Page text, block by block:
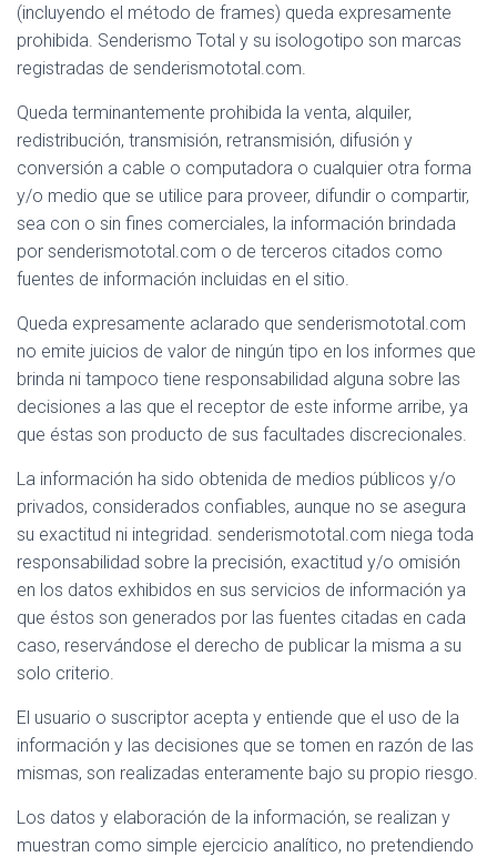
(incluyendo el método de frames) queda expresamente
prohibida. Senderismo Total y su isologotipo son marcas
registradas de senderismototal.com.
Queda terminantemente prohibida la venta, alquiler,
redistribución, transmisión, retransmisión, difusión y
conversión a cable o computadora o cualquier otra forma
y/o medio que se utilice para proveer, difundir o compartir,
sea con o sin fines comerciales, la información brindada
por senderismototal.com o de terceros citados como
fuentes de información incluidas en el sitio.
Queda expresamente aclarado que senderismototal.com
no emite juicios de valor de ningún tipo en los informes que
brinda ni tampoco tiene responsabilidad alguna sobre las
decisiones a las que el receptor de este informe arribe, ya
que éstas son producto de sus facultades discrecionales.
La información ha sido obtenida de medios públicos y/o
privados, considerados confiables, aunque no se asegura
su exactitud ni integridad. senderismototal.com niega toda
responsabilidad sobre la precisión, exactitud y/o omisión
en los datos exhibidos en sus servicios de información ya
que éstos son generados por las fuentes citadas en cada
caso, reservándose el derecho de publicar la misma a su
solo criterio.
El usuario o suscriptor acepta y entiende que el uso de la
información y las decisiones que se tomen en razón de las
mismas, son realizadas enteramente bajo su propio riesgo.
Los datos y elaboración de la información, se realizan y
muestran como simple ejercicio analítico, no pretendiendo